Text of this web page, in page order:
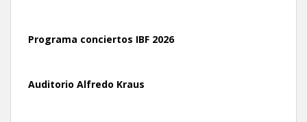
Programa conciertos IBF 2026
Auditorio Alfredo Kraus